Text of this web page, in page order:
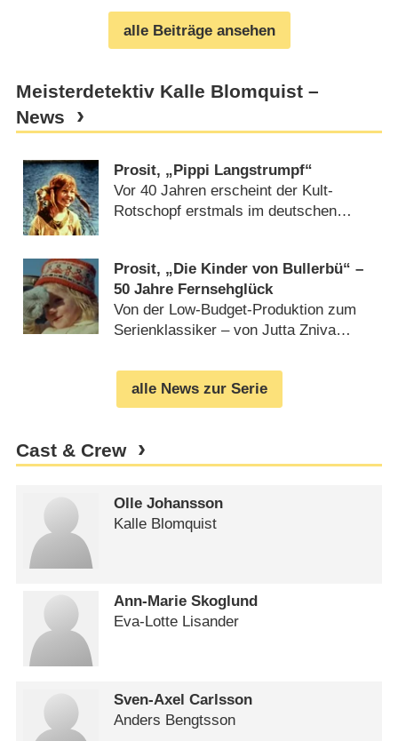
alle Beiträge ansehen
Meisterdetektiv Kalle Blomquist –
News
Prosit, „Pippi Langstrumpf“
Vor 40 Jahren erscheint der Kult-
Rotschopf erstmals im deutschen
Prosit, „Die Kinder von Bullerbü“ –
50 Jahre Fernsehglück
Von der Low-Budget-Produktion zum
Serienklassiker – von Jutta Zniva
alle News zur Serie
Cast & Crew
Olle Johansson
Kalle Blomquist
Ann-Marie Skoglund
Eva-Lotte Lisander
Sven-Axel Carlsson
Anders Bengtsson